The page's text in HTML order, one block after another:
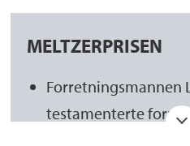
MELTZERPRISEN
Forretningsmannen
testamenterte